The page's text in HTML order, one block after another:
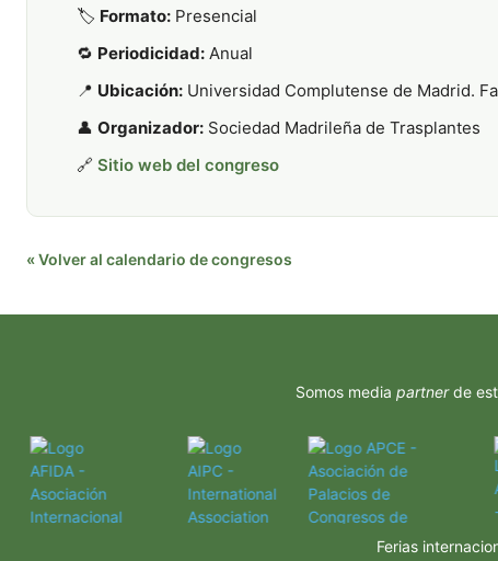
🏷️ Formato: Presencial
🔁 Periodicidad: Anual
📍 Ubicación: Universidad Complutense de Madrid.
👤 Organizador: Sociedad Madrileña de Trasplantes
🔗 Sitio web del congreso
« Volver al calendario de congresos
Somos media partnerde
Ferias